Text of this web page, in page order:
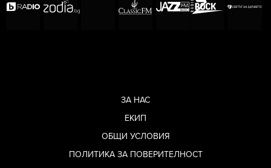
ЗА НАС
ЕКИП
ОБЩИ УСЛОВИЯ
ПОЛИТИКА ЗА ПОВЕРИТЕЛНОСТ